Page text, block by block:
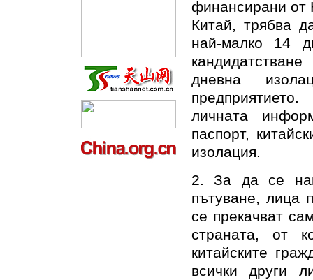
финансирани от
Китай, трябва
най-малко 14
дневна
личната
паспорт,
изолация.
2. За да се
пътуване, лица
се прекачват
страната, от
китайските
всички други